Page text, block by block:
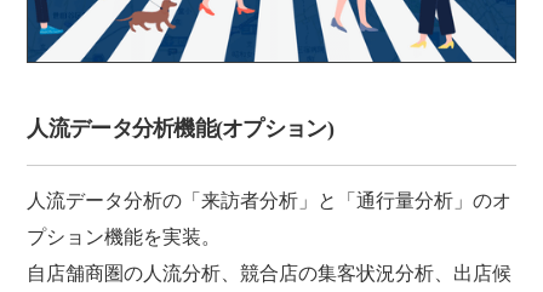
人流データ分析機能(オプション)
人流データ分析の「来訪者分析」と「通行量分析」のオ
プション機能を実装。
自店舗商圏の人流分析、競合店の集客状況分析、出店候